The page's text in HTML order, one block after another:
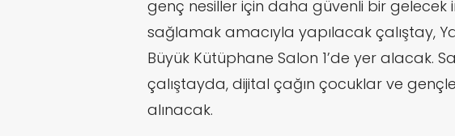
genç nesiller için daha güvenli bir gelecek
sağlamak amacıyla yapılacak çalıştay,
Büyük Kütüphane Salon 1’de yer alacak.
çalıştayda, dijital çağın çocuklar ve
alınacak.